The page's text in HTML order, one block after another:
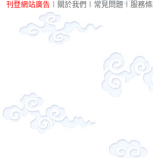
刊登網站廣告 關於我們 常見問題︱ 服務